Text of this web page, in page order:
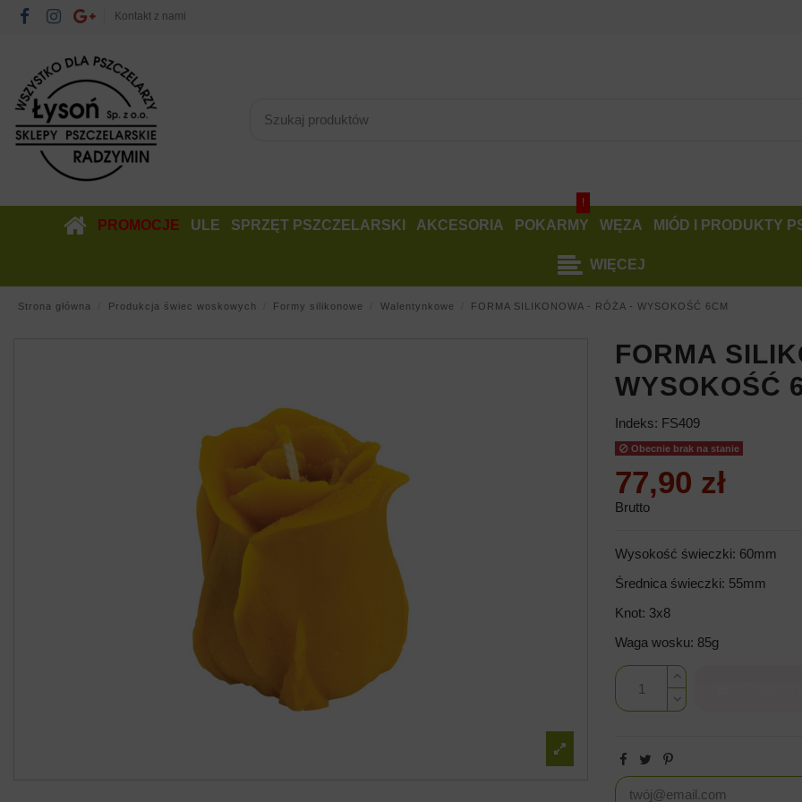
Kontakt z nami
PROMOCJE ULE SPRZĘT PSZCZELARSKI AKCESORIA POKARMY
!
WĘZA MIÓD I PRODUKTY
WIĘCEJ
Strona główna Produkcja świec woskowych Formy silikonowe Walentynkowe FORMA SILIKONOWA - RÓŻA - WYSOKOŚĆ 6CM
FORMA
WYSOKOŚĆ
Indeks: FS409
Obecnie brak na stanie
77,90 zł
Brutto
Wysokość świeczki: 60mm
Średnica świeczki: 55mm
Knot: 3x8
Waga wosku: 85g